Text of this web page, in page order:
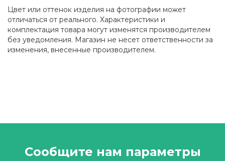
Цвет или оттенок изделия на фотографии может
отличаться от реального. Характеристики и
комплектация товара могут изменятся производителем
без уведомления. Магазин не несет ответственности за
изменения, внесенные производителем.
Сообщите нам параметры